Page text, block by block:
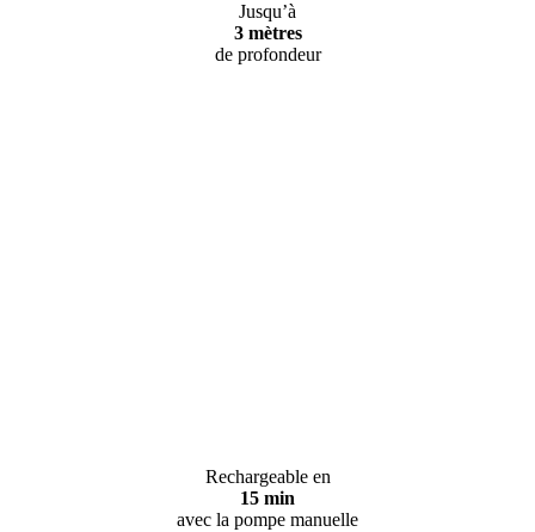
Jusqu’à
3 mètres
de profondeur
Rechargeable en
15 min
avec la pompe manuelle